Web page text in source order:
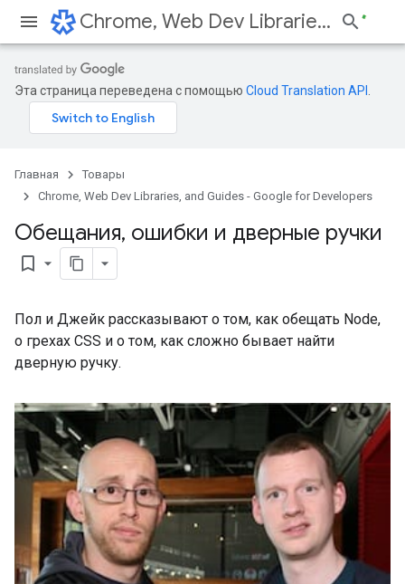
Chrome, Web Dev Libraries, and Guides - Google for Developers
Эта страница переведена с помощью Cloud Translation API
Главная
Товары
Chrome, Web Dev Libraries, and Guides - Google for Developers
Обещания, ошибки и дверные ручки
bookmark_border
Пол и Джейк рассказывают о том, как обещать Node,
о грехах CSS и о том, как сложно бывает найти
дверную ручку.